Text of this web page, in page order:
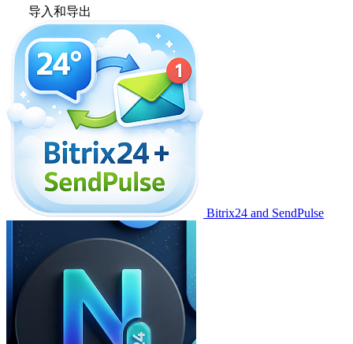
导入和导出
Bitrix24 and SendPulse